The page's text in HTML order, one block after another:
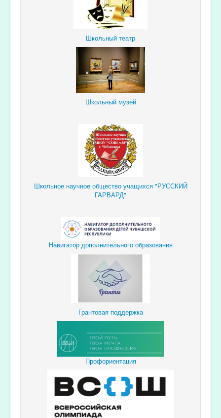
Школьный театр
Школьный музей
Школьное научное общество учащихся "РУССКИЙ
ГАРВАРД"
Навигатор дополнительного образования
Грантовая поддержка
Профориентация